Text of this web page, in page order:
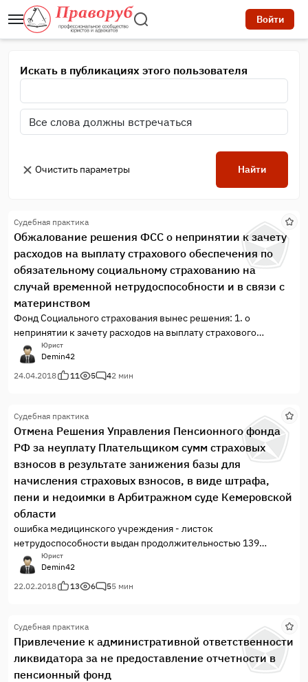
Войти
Искать в публикациях этого пользователя
Очистить параметры Найти
Судебная практика
Обжалование решения ФСС о непринятии к зачету
расходов на выплату страхового обеспечения по
обязательному социальному страхованию на
случай временной нетрудоспособности и в связи с
материнством
Фонд Социального страхования вынес решения: 1. о
непринятии к зачету расходов на выплату страхового
обеспечения по обязательному социальному страхованию на
случай временной нетрудоспособности и в связи с
материнством 2. о привлечении к ответственности,
лечебными учреждениями с нарушением п.46 Порядка
выдачи листков нетрудоспособности, утв. Приказом
Министерства здравоохранения и социального развития РФ
от 29.06.2011г. № 624-н. листок нетрудоспособности выдан
медицинским учреждением продолжительностью 139
календарных дней, а не 140 дней.
Юрист
Demin42
24.04.2018
11 5 42 мин
Судебная практика
Отмена Решения Управления Пенсионного фонда
РФ за неуплату Плательщиком сумм страховых
взносов в результате занижения базы для
начисления страховых взносов, в виде штрафа,
пени и недоимки в Арбитражном суде Кемеровской
области
ошибка медицинского учреждения - листок
нетрудоспособности выдан продолжительностью 139
календарных дней ,вместо 140 Согласно п.46 Порядка
выдачи листков нетрудоспособности, утв. Приказом
Министерства здравоохранения и социального развития РФ
Юрист
Demin42
22.02.2018
13 6 55 мин
Судебная практика
Привлечение к административной ответственности
ликвидатора за не предоставление отчетности в
пенсионный фонд